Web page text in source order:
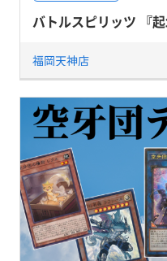
バトルスピリッツ 『
福岡天神店